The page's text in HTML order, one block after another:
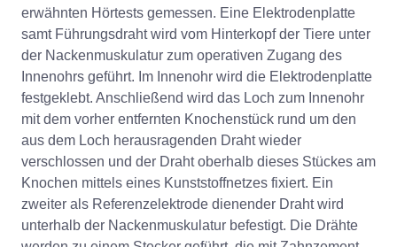
erwähnten Hörtests gemessen. Eine Elektrodenplatte
samt Führungsdraht wird vom Hinterkopf der Tiere unter
der Nackenmuskulatur zum operativen Zugang des
Innenohrs geführt. Im Innenohr wird die Elektrodenplatte
festgeklebt. Anschließend wird das Loch zum Innenohr
mit dem vorher entfernten Knochenstück rund um den
aus dem Loch herausragenden Draht wieder
verschlossen und der Draht oberhalb dieses Stückes am
Knochen mittels eines Kunststoffnetzes fixiert. Ein
zweiter als Referenzelektrode dienender Draht wird
unterhalb der Nackenmuskulatur befestigt. Die Drähte